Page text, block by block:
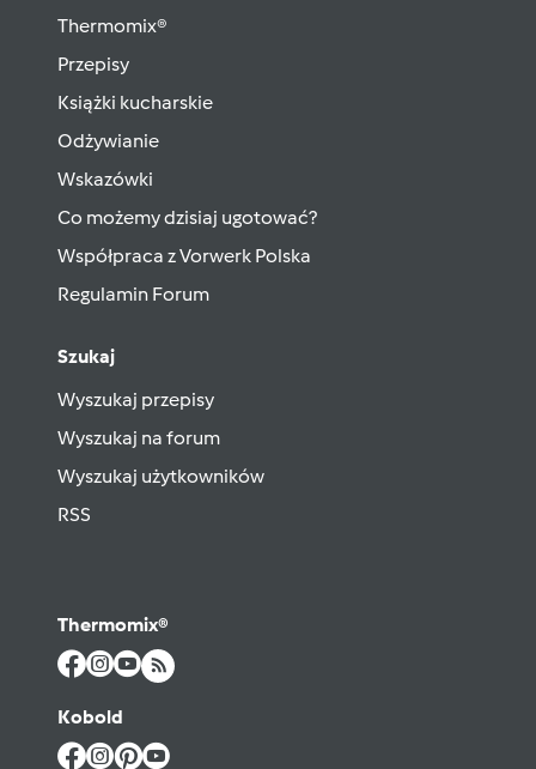
Thermomix®
Przepisy
Książki kucharskie
Odżywianie
Wskazówki
Co możemy dzisiaj ugotować?
Współpraca z Vorwerk Polska
Regulamin Forum
Szukaj
Wyszukaj przepisy
Wyszukaj na forum
Wyszukaj użytkowników
RSS
Thermomix®
Kobold